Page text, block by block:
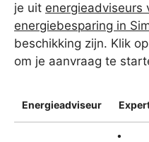
je uit energieadviseurs
energiebesparing in
beschikking zijn. Klik
om je aanvraag te
Energieadviseur
•